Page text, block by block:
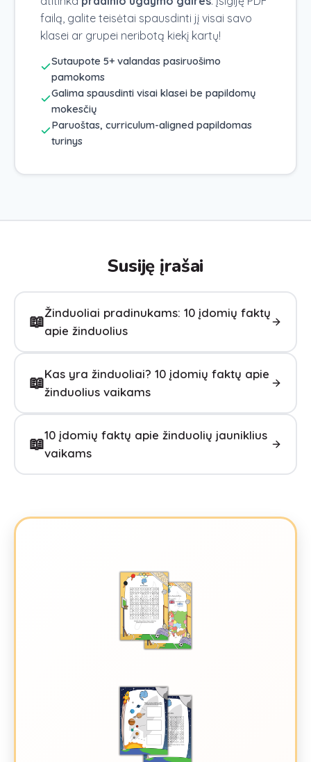
failą, galite teisėtai spausdinti jį visai savo
klasei ar grupei neribotą kiekį kartų!
Sutaupote 5+ valandas pasiruošimo
pamokoms
Galima spausdinti visai klasei be papildomų
mokesčių
Paruoštas, curriculum-aligned papildomas
turinys
Susiję įrašai
📖Žinduoliai pradinukams: 10 įdomių faktų
apie žinduolius
📖Kas yra žinduoliai? 10 įdomių faktų apie
žinduolius vaikams
📖10 įdomių faktų apie žinduolių jauniklius
vaikams